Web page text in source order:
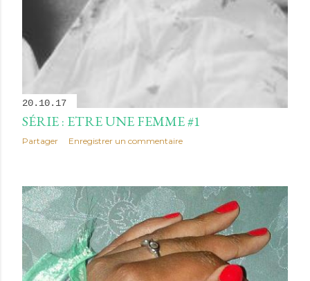
20.10.17
SÉRIE : ETRE UNE FEMME #1
Partager Enregistrer un commentaire